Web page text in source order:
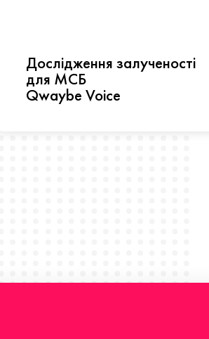
Дослідження залученості
для МСБ
Qwaybe Voice